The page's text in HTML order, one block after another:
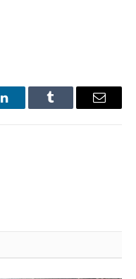
LinkedInTumblr Имэйл